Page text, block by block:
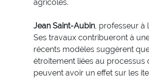
agricoles.
Jean Saint-Aubin, professeur à
Ses travaux contribueront à
récents modèles suggèrent
étroitement liées au processus
peuvent avoir un effet sur les